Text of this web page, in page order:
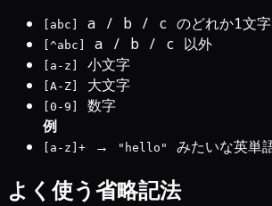
[abc] a / b / c のどれか1文字
[^abc] a / b / c 以外
[a-z] 小文字
[A-Z] 大文字
[0-9]
数字
例
[a-z]+ → "hello" みたいな英単
よく使う省略記法